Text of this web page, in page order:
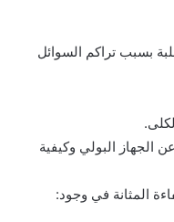
بسبب تراكم السوائل
الجهاز البولي وكيفية
المثانة في وجود: